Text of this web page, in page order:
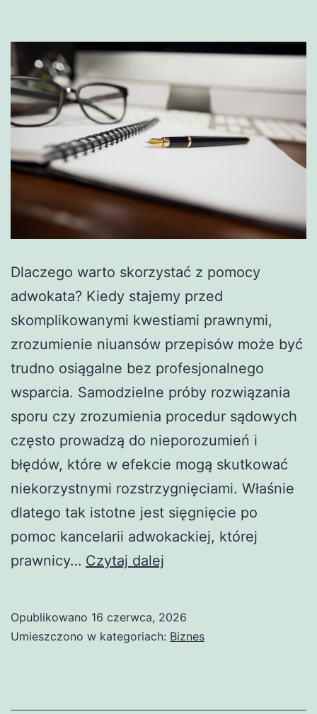
Dlaczego warto skorzystać z pomocy
adwokata? Kiedy stajemy przed
skomplikowanymi kwestiami prawnymi,
zrozumienie niuansów przepisów może być
trudno osiągalne bez profesjonalnego
wsparcia. Samodzielne próby rozwiązania
sporu czy zrozumienia procedur sądowych
często prowadzą do nieporozumień i
błędów, które w efekcie mogą skutkować
niekorzystnymi rozstrzygnięciami. Właśnie
dlatego tak istotne jest sięgnięcie po
pomoc kancelarii adwokackiej, której
prawnicy… Czytaj dalej
Częstochowie
Opublikowano 16 czerwca, 2026
Umieszczono w kategoriach: Biznes